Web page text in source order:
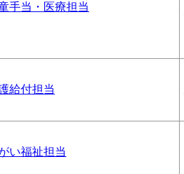
手当・医療担当
給付担当
い福祉担当